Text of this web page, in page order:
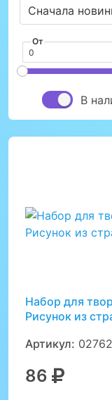
От
В
Набор для
Рисунок из
Артикул:
86